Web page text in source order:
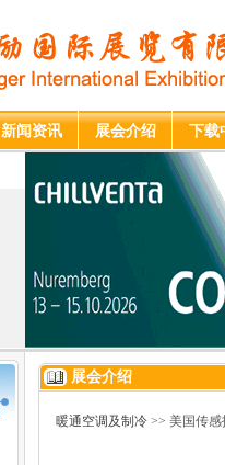
新闻资讯 展会介绍 下载
展会介绍
暖通空调及制冷>> 美国传感